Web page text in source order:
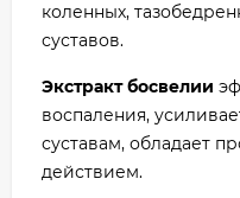
коленных,
суставов.
Экстракт босвелии
воспаления,
суставам, обладает
действием.